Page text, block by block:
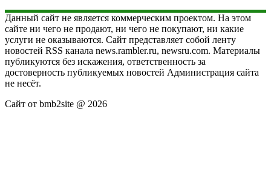
Данный сайт не является коммерческим проектом. На этом
сайте ни чего не продают, ни чего не покупают, ни какие
услуги не оказываются. Сайт представляет собой ленту
новостей RSS канала news.rambler.ru, newsru.com. Материалы
публикуются без искажения, ответственность за
достоверность публикуемых новостей Администрация сайта
не несёт.
Сайт от bmb2site @ 2026